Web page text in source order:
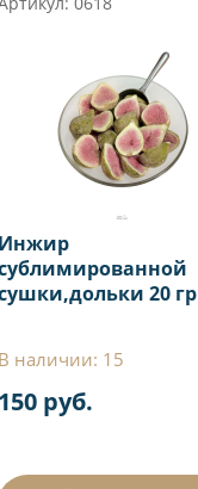
20 гр
наличии: 15
руб.